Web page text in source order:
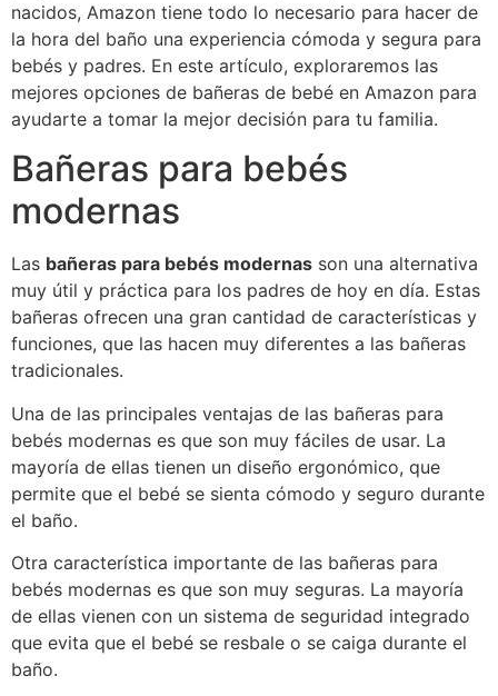
nacidos, Amazon tiene todo lo necesario para hacer de
la hora del baño una experiencia cómoda y segura para
bebés y padres. En este artículo, exploraremos las
mejores opciones de bañeras de bebé en Amazon para
ayudarte a tomar la mejor decisión para tu familia.
Bañeras para bebés
modernas
Las bañeras para bebés modernas son una alternativa
muy útil y práctica para los padres de hoy en día. Estas
bañeras ofrecen una gran cantidad de características y
funciones, que las hacen muy diferentes a las bañeras
tradicionales.
Una de las principales ventajas de las bañeras para
bebés modernas es que son muy fáciles de usar. La
mayoría de ellas tienen un diseño ergonómico, que
permite que el bebé se sienta cómodo y seguro durante
el baño.
Otra característica importante de las bañeras para
bebés modernas es que son muy seguras. La mayoría
de ellas vienen con un sistema de seguridad integrado
que evita que el bebé se resbale o se caiga durante el
baño.